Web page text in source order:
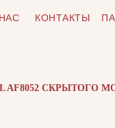
КОНТАКТЫ
AF8052 СКРЫТОГО